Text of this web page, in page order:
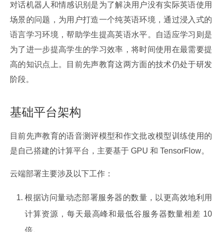
对话机器人和情感识别是为了解决用户没有实际英语使用
场景的问题，为用户打造一个纯英语环境，通过浸入式的
语言学习环境，帮助学生提高英语水平。自适应学习则是
为了进一步提高学生的学习效率，将时间使用在最需要提
高的知识点上。目前先声教育这两方面的技术仍处于研发
阶段。
基础平台架构
目前先声教育的语音测评模型和作文批改模型训练使用的
是自己搭建的计算平台，主要基于 GPU 和 TensorFlow。
云端部署主要涉及以下工作：
根据访问量动态部署服务器的数量，以更高效地利用
计算资源，每天最高峰和最低谷服务器数量相差 10
倍。